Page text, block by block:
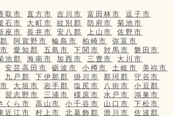
取市 直方市 吉川市 富田林市
逗子市
石市 大町市 紋別郡 防府市
菊池市
座市 長井市 安八郡 上山市
佐野市
阿賀野市 輪島市 柏崎市
弥富市
愛知郡 五島市 下関市 対馬市
磐田市
池郡 海南市 加西市 三豊市
大川市
安芸高田市 砺波市 小樽市 土岐市
美祢市
九戸郡 下伊那郡 掛川市 那珂郡
守谷市
大垣市 岩手郡 塩尻市 八街市
小豆郡
習志野市 三浦市 橿原市 水戸市
鴻巣市
くら市 高山市 小千谷市 山口市
下松市
近江市 村上市 北葛飾郡 滑川市
佐波郡